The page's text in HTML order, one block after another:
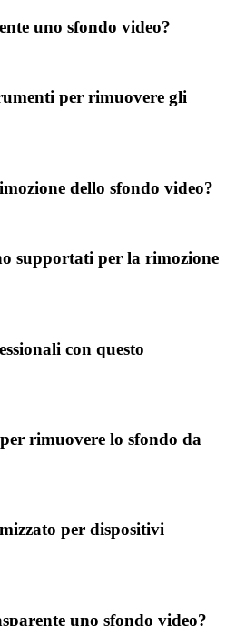
uno sfondo video?
per rimuovere gli
dello sfondo video?
supportati per la rimozione
con questo
rimuovere lo sfondo da
per dispositivi
uno sfondo video?